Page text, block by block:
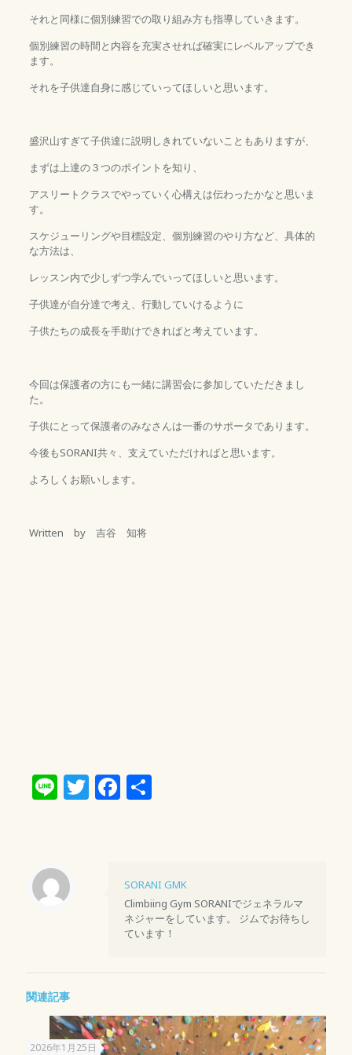
それと同様に個別練習での取り組み方も指導していきます。
個別練習の時間と内容を充実させれば確実にレベルアップでき
ます。
それを子供達自身に感じていってほしいと思います。
盛沢山すぎて子供達に説明しきれていないこともありますが、
まずは上達の３つのポイントを知り、
アスリートクラスでやっていく心構えは伝わったかなと思いま
す。
スケジューリングや目標設定、個別練習のやり方など、具体的
な方法は、
レッスン内で少しずつ学んでいってほしいと思います。
子供達が自分達で考え、行動していけるように
子供たちの成長を手助けできればと考えています。
今回は保護者の方にも一緒に講習会に参加していただきまし
た。
子供にとって保護者のみなさんは一番のサポータであります。
今後もSORANI共々、支えていただければと思います。
よろしくお願いします。
Written by 吉谷 知将
LineTwitter
Facebook
共
SORANI GMK
Climbiing Gym SORANIでジェネラルマ
ネジャーをしています。 ジムでお待ちし
ています！
関連記事
2026年1月25日